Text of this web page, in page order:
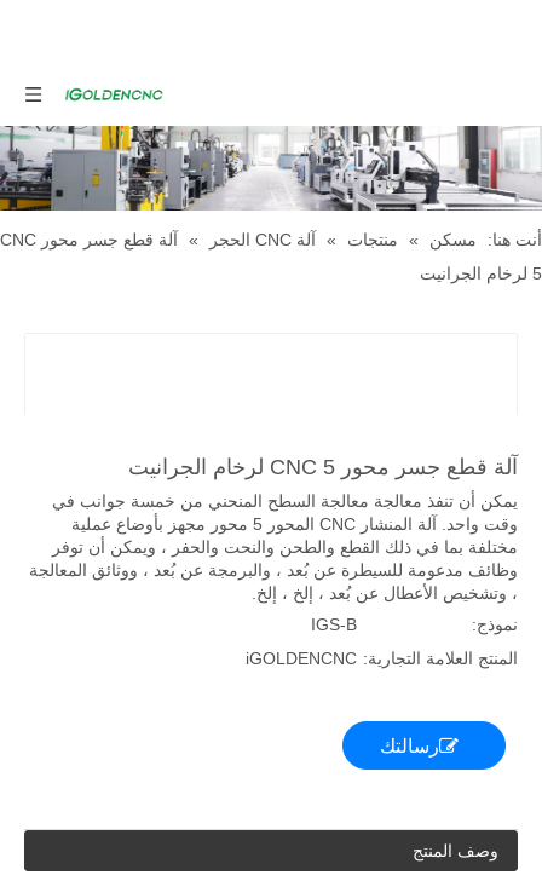
أنت هنا: مسكن » منتجات » آلة CNC الحجر »
آلة قطع جسر محور CNC
5 لرخام الجرانيت
آلة قطع جسر محور CNC 5 لرخام الجرانيت
يمكن أن تنفذ معالجة معالجة السطح المنحني من خمسة جوانب في
وقت واحد. آلة المنشار CNC المحور 5 محور مجهز بأوضاع عملية
مختلفة بما في ذلك القطع والطحن والنحت والحفر ، ويمكن أن توفر
وظائف مدعومة للسيطرة عن بُعد ، والبرمجة عن بُعد ، ووثائق المعالجة
، وتشخيص الأعطال عن بُعد ، إلخ ، إلخ.
نموذج:
IGS-B
المنتج العلامة التجارية: iGOLDENCNC
رسالتك
وصف المنتج